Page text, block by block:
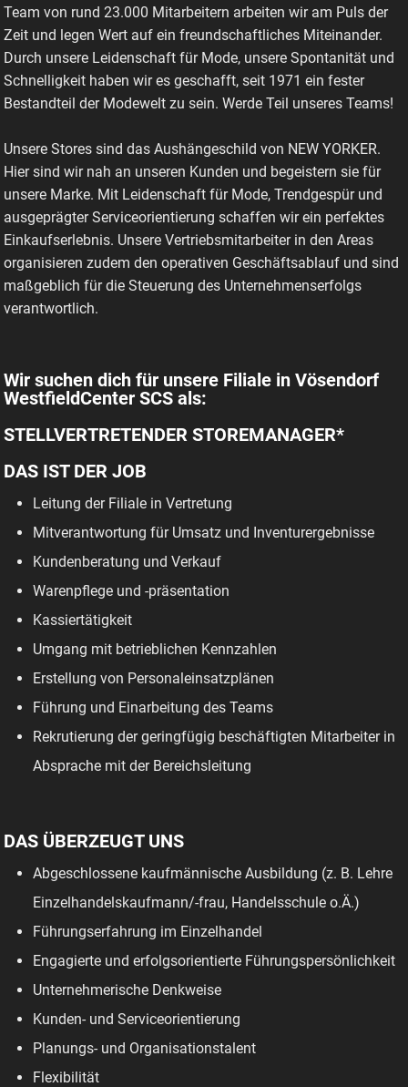
Team von rund 23.000 Mitarbeitern arbeiten wir am Puls der
Zeit und legen Wert auf ein freundschaftliches Miteinander.
Durch unsere Leidenschaft für Mode, unsere Spontanität und
Schnelligkeit haben wir es geschafft, seit 1971 ein fester
Bestandteil der Modewelt zu sein. Werde Teil unseres Teams!
Unsere Stores sind das Aushängeschild von NEW YORKER.
Hier sind wir nah an unseren Kunden und begeistern sie für
unsere Marke. Mit Leidenschaft für Mode, Trendgespür und
ausgeprägter Serviceorientierung schaffen wir ein perfektes
Einkaufserlebnis. Unsere Vertriebsmitarbeiter in den Areas
organisieren zudem den operativen Geschäftsablauf und sind
maßgeblich für die Steuerung des Unternehmenserfolgs
verantwortlich.
Wir suchen dich für unsere Filiale in Vösendorf
WestfieldCenter SCS als:
STELLVERTRETENDER STOREMANAGER*
DAS IST DER JOB
Leitung der Filiale in Vertretung
Mitverantwortung für Umsatz und Inventurergebnisse
Kundenberatung und Verkauf
Warenpflege und -präsentation
Kassiertätigkeit
Umgang mit betrieblichen Kennzahlen
Erstellung von Personaleinsatzplänen
Führung und Einarbeitung des Teams
Rekrutierung der geringfügig beschäftigten Mitarbeiter in
Absprache mit der Bereichsleitung
DAS ÜBERZEUGT UNS
Abgeschlossene kaufmännische Ausbildung (z. B. Lehre
Einzelhandelskaufmann/-frau, Handelsschule o.Ä.)
Führungserfahrung im Einzelhandel
Engagierte und erfolgsorientierte Führungspersönlichkeit
Unternehmerische Denkweise
Kunden- und Serviceorientierung
Planungs- und Organisationstalent
Flexibilität